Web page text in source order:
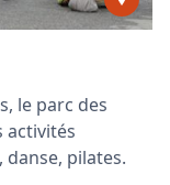
le parc des
activités
pilates.